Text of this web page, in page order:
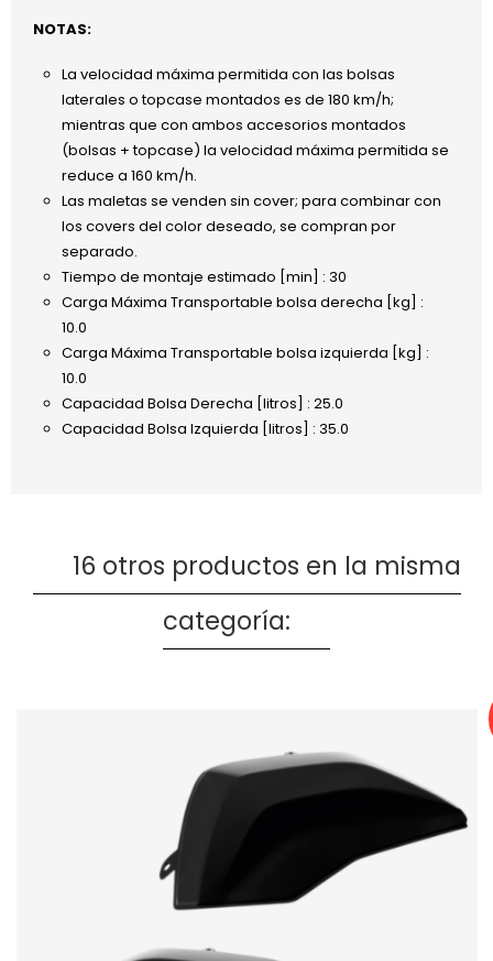
NOTAS:
La velocidad máxima permitida con las bolsas
laterales o topcase montados es de 180 km/h;
mientras que con ambos accesorios montados
(bolsas + topcase) la velocidad máxima permitida se
reduce a 160 km/h.
Las maletas se venden sin cover; para combinar con
los covers del color deseado, se compran por
separado.
Tiempo de montaje estimado [min] : 30
Carga Máxima Transportable bolsa derecha [kg] :
10.0
Carga Máxima Transportable bolsa izquierda [kg] :
10.0
Capacidad Bolsa Derecha [litros] : 25.0
Capacidad Bolsa Izquierda [litros] : 35.0
16 otros productos en la misma
categoría: